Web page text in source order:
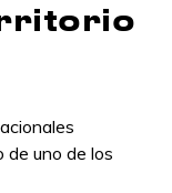
de uno de los